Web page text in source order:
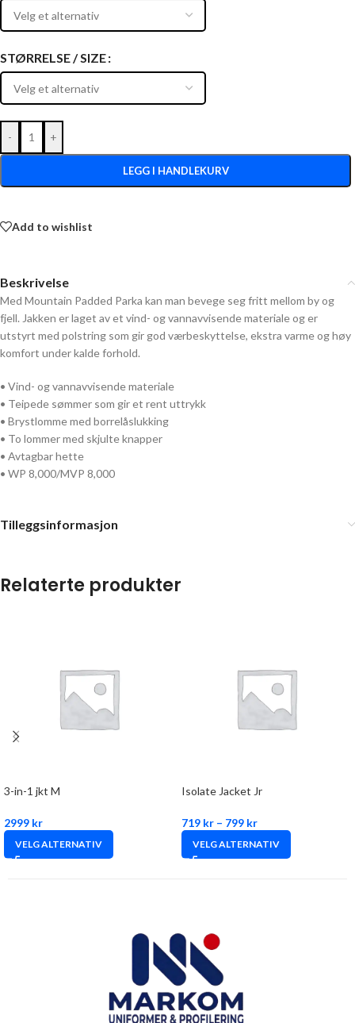
STØRRELSE / SIZE
- +
LEGG I HANDLEKURV
Add to wishlist
Beskrivelse
Med Mountain Padded Parka kan man bevege seg fritt mellom by og
fjell. Jakken er laget av et vind- og vannavvisende materiale og er
utstyrt med polstring som gir god værbeskyttelse, ekstra varme og høy
komfort under kalde forhold.
• Vind- og vannavvisende materiale
• Teipede sømmer som gir et rent uttrykk
• Brystlomme med borrelåslukking
• To lommer med skjulte knapper
• Avtagbar hette
• WP 8,000/MVP 8,000
Tilleggsinformasjon
Relaterte produkter
3-in-1 jkt M
2999 kr
VELG ALTERNATIV
Isolate Jacket Jr
719 kr – 799 kr
VELG ALTERNATIV